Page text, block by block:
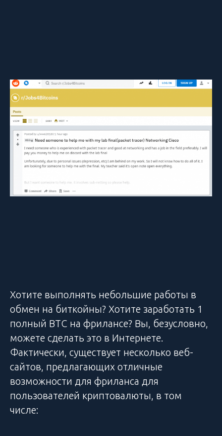
Хотите выполнять небольшие работы в
обмен на биткойны? Хотите заработать 1
полный BTC на фрилансе? Вы, безусловно,
можете сделать это в Интернете.
Фактически, существует несколько веб-
сайтов, предлагающих отличные
возможности для фриланса для
пользователей криптовалюты, в том
числе: